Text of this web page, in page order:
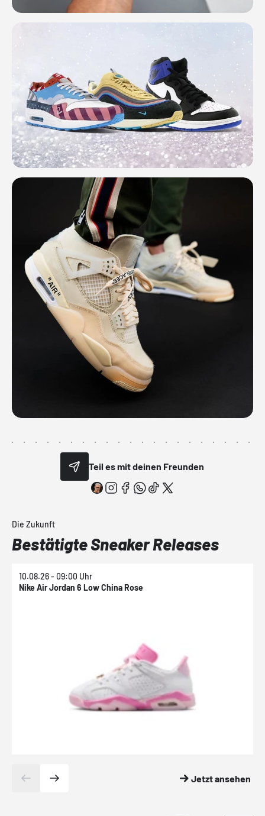
Teil es mit deinen Freunden
Die Zukunft
Bestätigte Sneaker Releases
10.08.26 - 09:00 Uhr
Nike Air Jordan 6 Low China Rose
Jetzt ansehen